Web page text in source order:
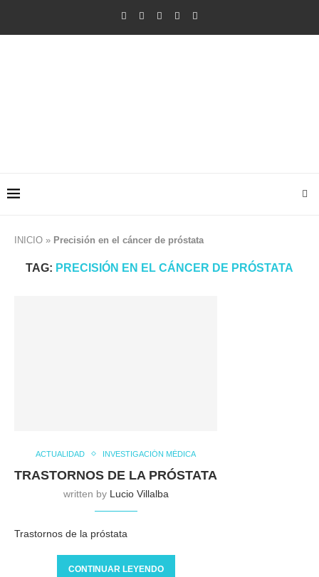
INICIO » Precisión en el cáncer de próstata
TAG: PRECISIÓN EN EL CÁNCER DE PRÓSTATA
ACTUALIDAD INVESTIGACIÓN MÉDICA
TRASTORNOS DE LA PRÓSTATA
written by Lucio Villalba
Trastornos de la próstata
CONTINUAR LEYENDO